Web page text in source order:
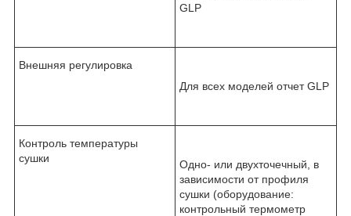
GLP
Внешняя регулировка
Для всех моделей отчет GLP
Контроль температуры
сушки
Одно- или двухточечный, в
зависимости от профиля
сушки (оборудование:
контрольный термометр